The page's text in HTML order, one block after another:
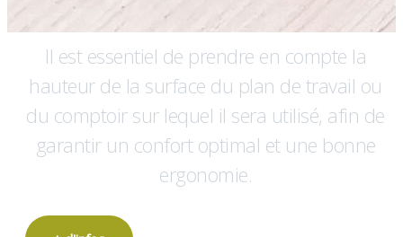
Il est essentiel de prendre en compte la
hauteur de la surface du plan de travail ou
du comptoir sur lequel il sera utilisé, afin de
garantir un confort optimal et une bonne
ergonomie.